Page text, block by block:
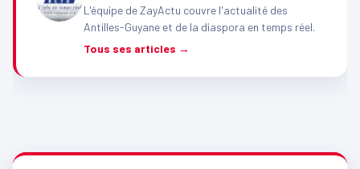
L'équipe de ZayActu couvre l'actualité des
Antilles-Guyane et de la diaspora en temps réel.
Tous ses articles →